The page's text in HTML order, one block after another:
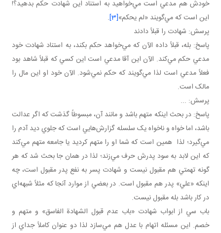
خودش هم مدعي است مي‌خواهيد به استناد اين شهادت حکم بدهيد؟!
اين است که مي‌گويند «لم يحکم»[3]
.
پرسش: شهادت را قبلاً دادند
پاسخ: بله، قبلاً داده الآن که مي‌خواهد حکم بکند، به استناد شهادت خود
مدعي حکم مي‌کند. الآن اين آقا مدعي است اين کسي که قبلاً شاهد بود
فعلاً مدعي است لذا مي‌گويند که حکم نمي‌شود. الآن خود او اين مال را
مالک است.
پرسش: ...
پاسخ: در بحث اينکه متهم باشد و مانند آن، مبسوطاً گذشت که اگر عدالت
باشد، اما خواه و ناخواه يک سلسله گزارش‌هايي است که جلوي ديد آدم را
مي‌گيرد؛ لذا همين است که شما او را متهم کرديد يا جامعه متهم مي‌کند
که اين لابد به سود پدرش حرف مي‌زند؛ لذا در همان جا بحث شد که هر
گونه تهمتي هم مقبول نيست و شهادت پسر به نفع پدر مقبول است، چه
اينکه «علي» پدر هم مقبول است. در بعضي از موارد آنجا که مثلاً شبهه‌اي
در کار باشد بله مقبول نيست.
باب سي از ابواب شهادت «باب عدم قبول الشهادة الفاسق» و متهم و
خصم. اين مسئله اتهام با عدل هم مي‌سازد لذا دو عنوان کاملاً جداي از